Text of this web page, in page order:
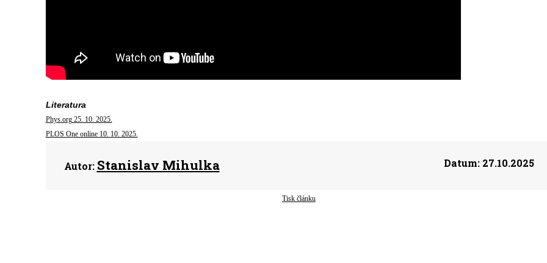
Literatura
Phys.org 25. 10. 2025.
PLOS One online 10. 10. 2025.
Autor: Stanislav Mihulka Datum:27.10.2025
Tisk článku